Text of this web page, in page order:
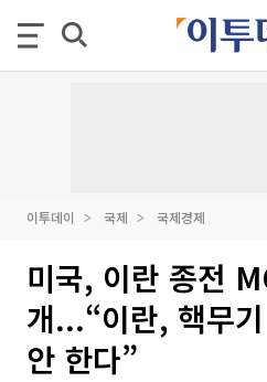
이투데이 국제 국제경제
미국, 이란 종전
개...“이란, 핵무
안 한다”